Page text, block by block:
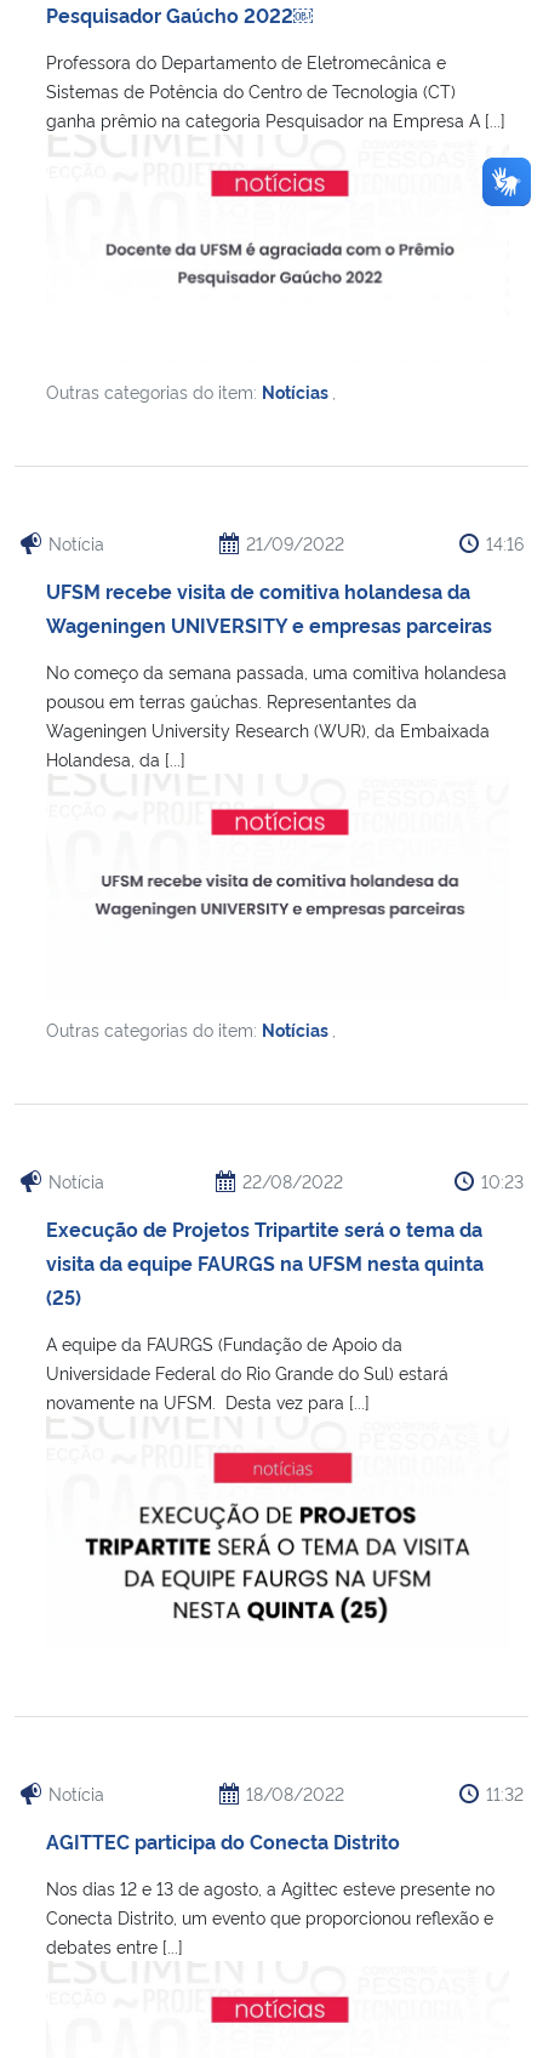
Pesquisador Gaúcho 2022￼
Professora do Departamento de Eletromecânica e
Sistemas de Potência do Centro de Tecnologia (CT)
ganha prêmio na categoria Pesquisador na Empresa A [...]
Outras categorias do item: Notícias
Notícia 21/09/2022 14:16
UFSM recebe visita de comitiva holandesa da
Wageningen UNIVERSITY e empresas parceiras
No começo da semana passada, uma comitiva holandesa
pousou em terras gaúchas. Representantes da
Wageningen University Research (WUR), da Embaixada
Holandesa, da [...]
Outras categorias do item: Notícias
Notícia 22/08/2022 10:23
Execução de Projetos Tripartite será o tema da
visita da equipe FAURGS na UFSM nesta quinta
(25)
A equipe da FAURGS (Fundação de Apoio da
Universidade Federal do Rio Grande do Sul) estará
novamente na UFSM. Desta vez para [...]
Notícia 18/08/2022 11:32
AGITTEC participa do Conecta Distrito
Nos dias 12 e 13 de agosto, a Agittec esteve presente no
Conecta Distrito, um evento que proporcionou reflexão e
debates entre [...]